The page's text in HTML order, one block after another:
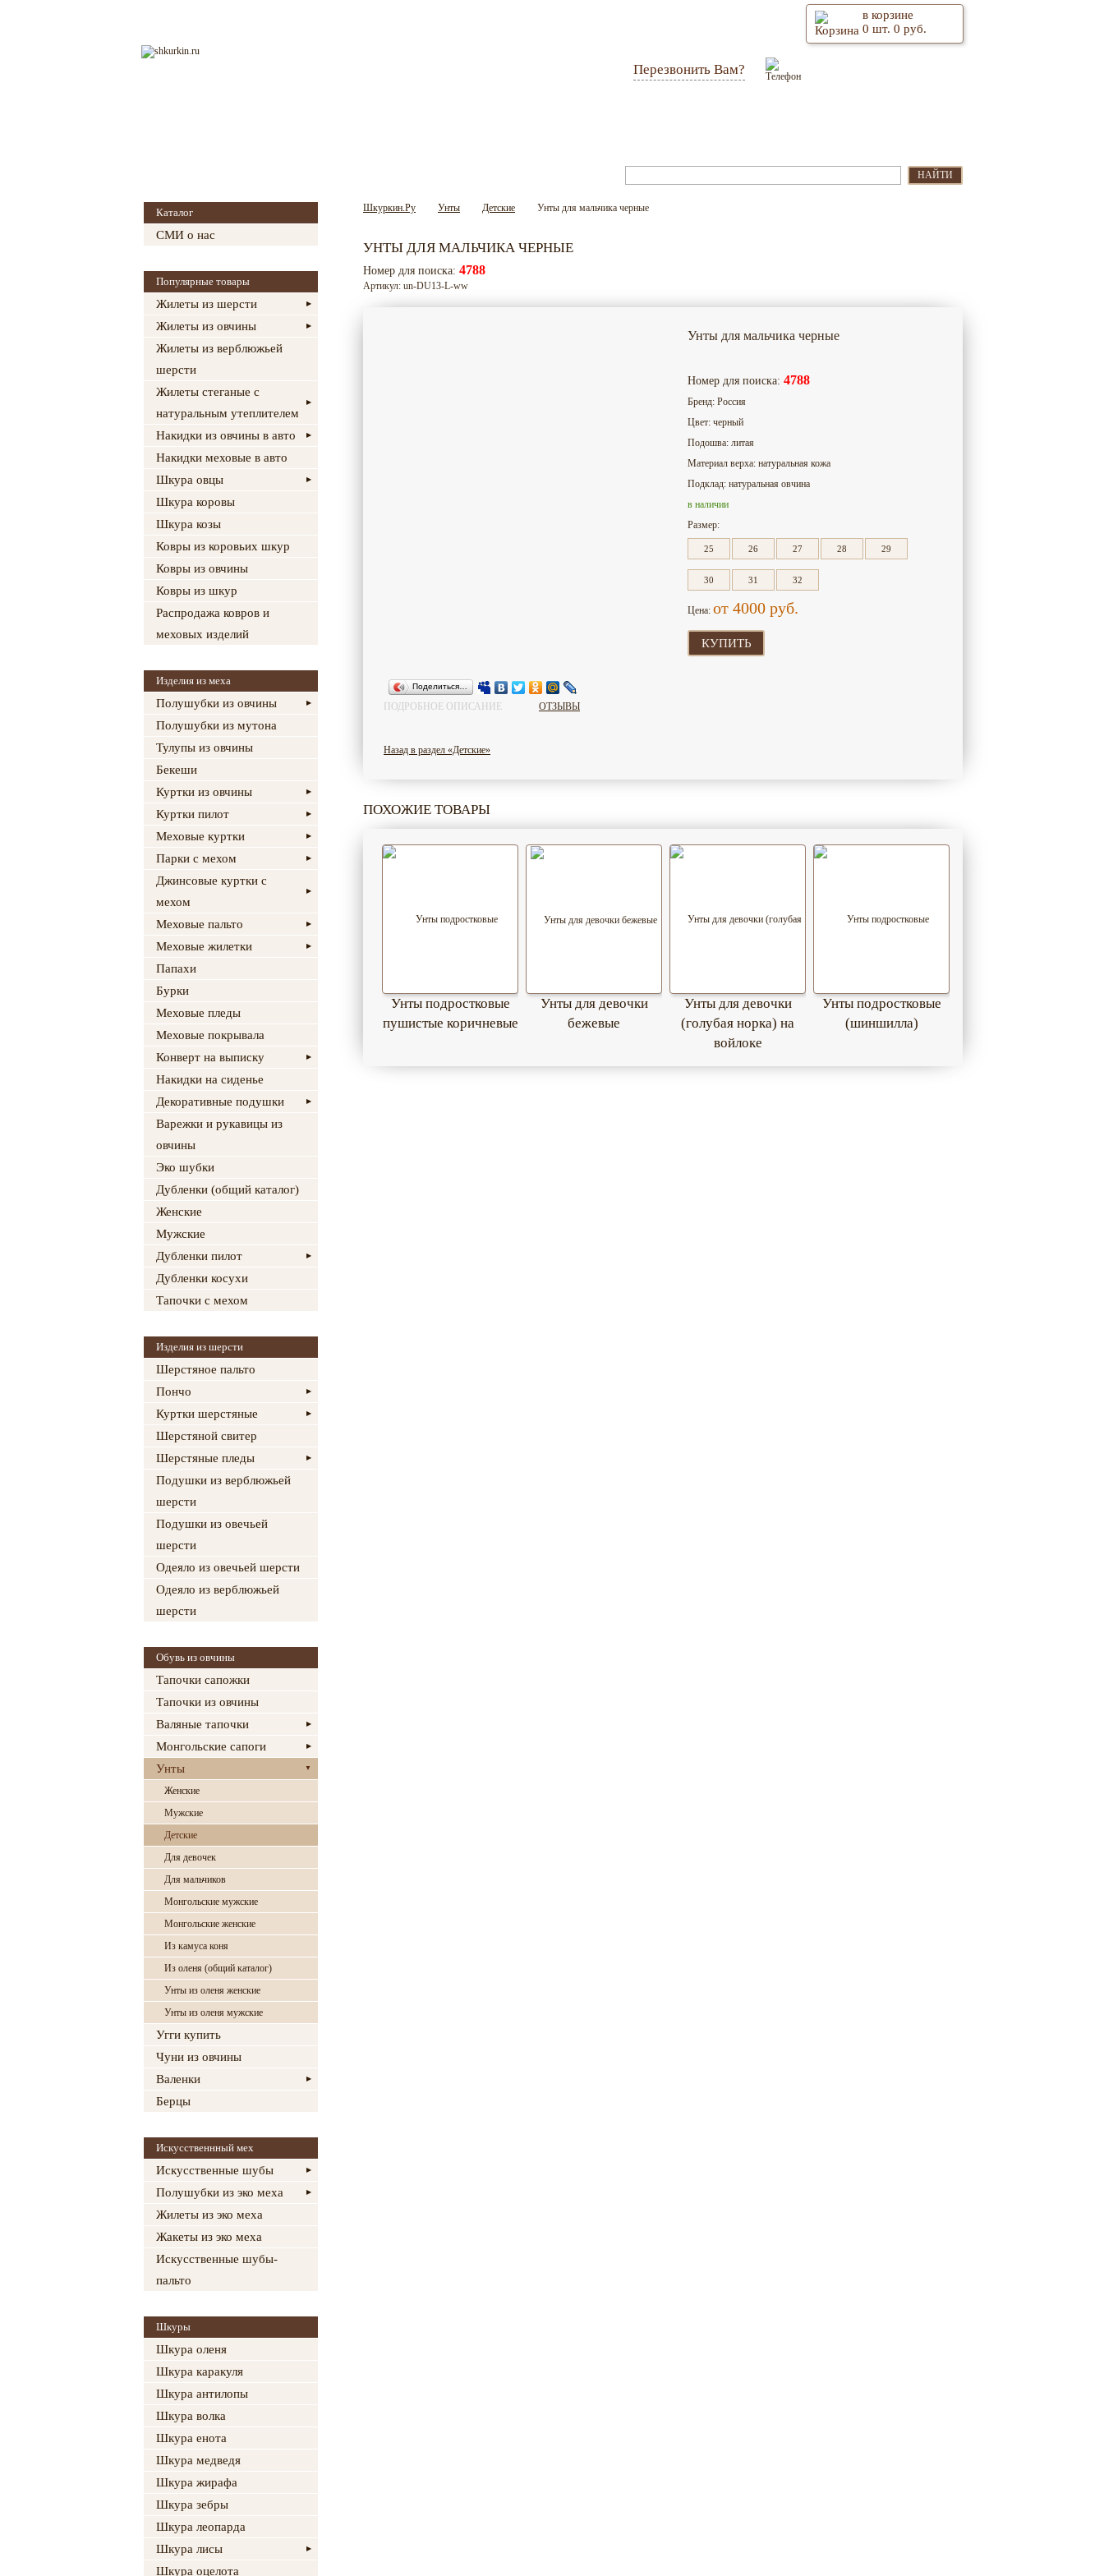
Перезвонить Вам?
в корзине
0 шт. 0 руб.
НАЙТИ
Каталог
СМИ о нас
Популярные товары
Жилеты из шерсти
Жилеты из овчины
Жилеты из верблюжьей
шерсти
Жилеты стеганые с
натуральным утеплителем
Накидки из овчины в авто
Накидки меховые в авто
Шкура овцы
Шкура коровы
Шкура козы
Ковры из коровьих шкур
Ковры из овчины
Ковры из шкур
Распродажа ковров и
меховых изделий
Изделия из меха
Полушубки из овчины
Полушубки из мутона
Тулупы из овчины
Бекеши
Куртки из овчины
Куртки пилот
Меховые куртки
Парки с мехом
Джинсовые куртки с
мехом
Меховые пальто
Меховые жилетки
Папахи
Бурки
Меховые пледы
Меховые покрывала
Конверт на выписку
Накидки на сиденье
Декоративные подушки
Варежки и рукавицы из
овчины
Эко шубки
Дубленки (общий каталог)
Женские
Мужские
Дубленки пилот
Дубленки косухи
Тапочки с мехом
Изделия из шерсти
Шерстяное пальто
Пончо
Куртки шерстяные
Шерстяной свитер
Шерстяные пледы
Подушки из верблюжьей
шерсти
Подушки из овечьей
шерсти
Одеяло из овечьей шерсти
Одеяло из верблюжьей
шерсти
Обувь из овчины
Тапочки сапожки
Тапочки из овчины
Валяные тапочки
Монгольские сапоги
Унты
Женские
Мужские
Детские
Для девочек
Для мальчиков
Монгольские мужские
Монгольские женские
Из камуса коня
Из оленя (общий каталог)
Унты из оленя женские
Унты из оленя мужские
Угги купить
Чуни из овчины
Валенки
Берцы
Искусственнный мех
Искусственные шубы
Полушубки из эко меха
Жилеты из эко меха
Жакеты из эко меха
Искусственные шубы-
пальто
Шкуры
Шкура оленя
Шкура каракуля
Шкура антилопы
Шкура волка
Шкура енота
Шкура медведя
Шкура жирафа
Шкура зебры
Шкура леопарда
Шкура лисы
Шкура оцелота
Шкуркин.Ру Унты Детские Унты для мальчика черные
УНТЫ ДЛЯ МАЛЬЧИКА ЧЕРНЫЕ
Номер для поиска: 4788
Артикул: un-DU13-L-ww
Унты для мальчика черные
Номер для поиска: 4788
Бренд: Россия
Цвет: черный
Подошва: литая
Материал верха: натуральная кожа
Подклад: натуральная овчина
в наличии
Размер:
25 26 27 28 29
30 31 32
Цена: от 4000 руб.
КУПИТЬ
Поделиться…
ПОДРОБНОЕ ОПИСАНИЕ ОТЗЫВЫ
Назад в раздел «Детские»
ПОХОЖИЕ ТОВАРЫ
Унты подростковые
пушистые коричневые
Унты для девочки
бежевые
Унты для девочки
(голубая норка) на
войлоке
Унты подростковые
(шиншилла)